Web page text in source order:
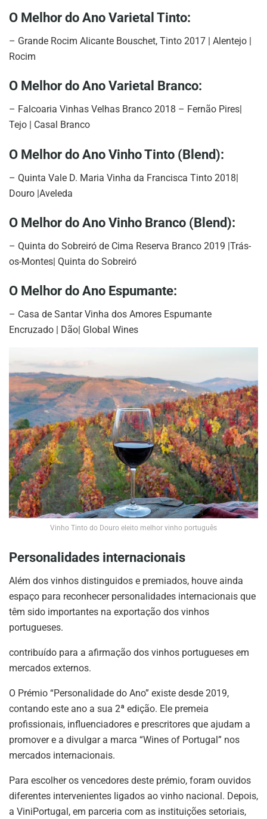
O Melhor do Ano Varietal Tinto:
– Grande Rocim Alicante Bouschet, Tinto 2017 | Alentejo |
Rocim
O Melhor do Ano Varietal Branco:
– Falcoaria Vinhas Velhas Branco 2018 – Fernão Pires|
Tejo | Casal Branco
O Melhor do Ano Vinho Tinto (Blend):
– Quinta Vale D. Maria Vinha da Francisca Tinto 2018|
Douro |Aveleda
O Melhor do Ano Vinho Branco (Blend):
– Quinta do Sobreiró de Cima Reserva Branco 2019 |Trás-
os-Montes| Quinta do Sobreiró
O Melhor do Ano Espumante:
– Casa de Santar Vinha dos Amores Espumante
Encruzado | Dão| Global Wines
Vinho Tinto do Douro eleito melhor vinho português
Personalidades internacionais
Além dos vinhos distinguidos e premiados, houve ainda
espaço para reconhecer personalidades internacionais que
têm sido importantes na exportação dos vinhos
portugueses.
contribuído para a afirmação dos vinhos portugueses em
mercados externos.
O Prémio “Personalidade do Ano” existe desde 2019,
contando este ano a sua 2ª edição. Ele premeia
profissionais, influenciadores e prescritores que ajudam a
promover e a divulgar a marca “Wines of Portugal” nos
mercados internacionais.
Para escolher os vencedores deste prémio, foram ouvidos
diferentes intervenientes ligados ao vinho nacional. Depois,
a ViniPortugal, em parceria com as instituições setoriais,